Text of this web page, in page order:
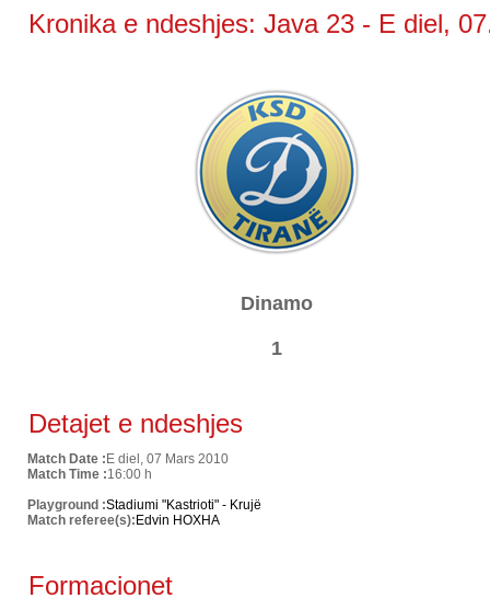
Kronika e ndeshjes: Java 23 - E diel,
Dinamo
1
Detajet e ndeshjes
Match Date : E diel, 07 Mars 2010
Match Time :16:00 h
Playground :Stadiumi "Kastrioti" - Krujë
Match referee(s): Edvin HOXHA
Formacionet